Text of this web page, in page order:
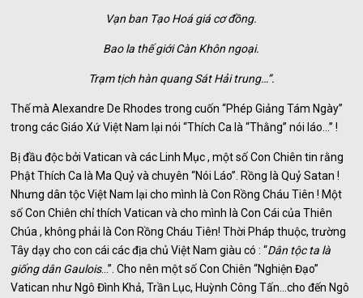
Vạn ban Tạo Hoá giá cơ đồng.
Bao la thế giới Càn Khôn ngoại.
Trạm tịch hàn quang Sát Hải trung…”.
Thế mà Alexandre De Rhodes trong cuốn “Phép Giảng Tám Ngày”
trong các Giáo Xứ Việt Nam lại nói “Thích Ca là “Thằng” nói láo…” !
Bị đầu độc bởi Vatican và các Linh Mục , một số Con Chiên tin rằng
Phật Thích Ca là Ma Quỷ và chuyên “Nói Láo”. Rồng là Quỷ Satan !
Nhưng dân tộc Việt Nam lại cho mình là Con Rồng Cháu Tiên ! Một
số Con Chiên chỉ thích Vatican và cho mình là Con Cái của Thiên
Chúa , không phải là Con Rồng Cháu Tiên! Thời Pháp thuộc, trường
Tây dạy cho con cái các địa chủ Việt Nam giàu có : “Dân tộc ta là
giống dân Gaulois…”. Cho nên một số Con Chiên “Nghiện Đạo”
Vatican như Ngô Đình Khả, Trần Lục, Huỳnh Công Tấn…cho đến Ngô